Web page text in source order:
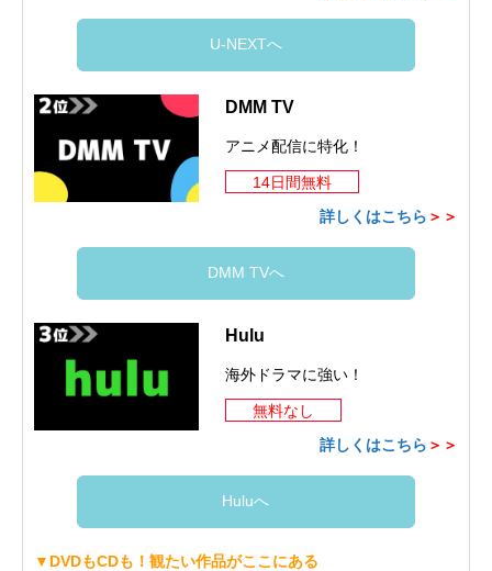
U-NEXTへ
DMM TV
アニメ配信に特化！
14日間無料
詳しくはこちら ＞＞
DMM TVへ
Hulu
海外ドラマに強い！
無料なし
詳しくはこちら ＞＞
Huluへ
▼DVDもCDも！観たい作品がここにある